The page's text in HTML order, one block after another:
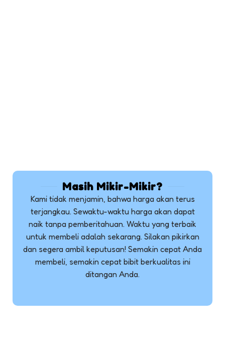
Masih Mikir-Mikir?
Kami tidak menjamin, bahwa harga akan terus
terjangkau. Sewaktu-waktu harga akan dapat
naik tanpa pemberitahuan. Waktu yang terbaik
untuk membeli adalah sekarang. Silakan pikirkan
dan segera ambil keputusan! Semakin cepat Anda
membeli, semakin cepat bibit berkualitas ini
ditangan Anda.